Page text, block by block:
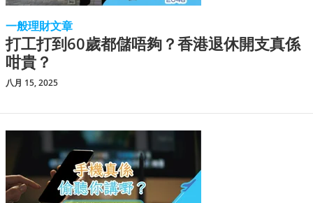
一般理財文章
打工打到60歲都儲唔夠？香港退休開支真係
咁貴？
八月 15, 2025